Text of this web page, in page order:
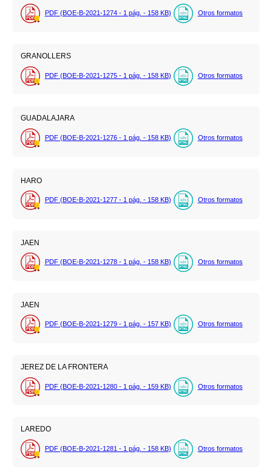
PDF (BOE-B-2021-1274 - 1 pág. - 158 KB) Otros formatos
GRANOLLERS
PDF (BOE-B-2021-1275 - 1 pág. - 158 KB) Otros formatos
GUADALAJARA
PDF (BOE-B-2021-1276 - 1 pág. - 158 KB) Otros formatos
HARO
PDF (BOE-B-2021-1277 - 1 pág. - 158 KB) Otros formatos
JAEN
PDF (BOE-B-2021-1278 - 1 pág. - 158 KB) Otros formatos
JAEN
PDF (BOE-B-2021-1279 - 1 pág. - 157 KB) Otros formatos
JEREZ DE LA FRONTERA
PDF (BOE-B-2021-1280 - 1 pág. - 159 KB) Otros formatos
LAREDO
PDF (BOE-B-2021-1281 - 1 pág. - 158 KB) Otros formatos